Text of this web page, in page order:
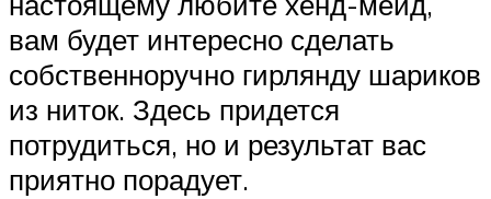
вам будет интересно сделать
собственноручно гирлянду шариков
из ниток. Здесь придется
потрудиться, но и результат вас
приятно порадует.